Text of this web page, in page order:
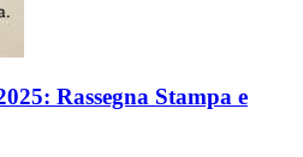
Rassegna Stampa e